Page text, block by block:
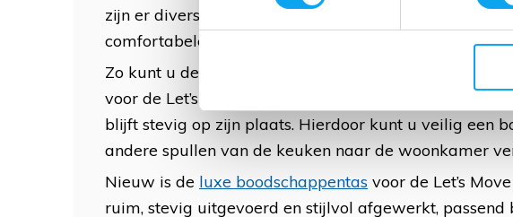
zijn er diverse optionele accessoires beschikbaar die
comfortabeler maken.
Zo kunt u de rollator uitbreiden met het speciaal
voor de Let’s Move rollator. Dit dienblad sluit perfect
blijft stevig op zijn plaats. Hierdoor kunt u veilig een
andere spullen van de keuken naar de woonkamer
Nieuw is de luxe boodschappentas voor de Let’s
ruim, stevig uitgevoerd en stijlvol afgewerkt, passend